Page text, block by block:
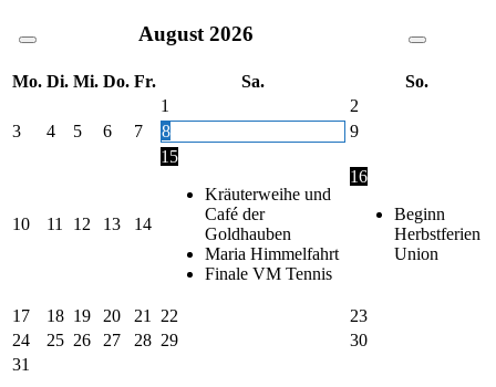
August 2026
Mo. Di. Mi. Do. Fr. Sa.
So.
1
2
3
4 5 6 7 8 9
10 11 12 13 14
15
Kräuterweihe und
Café der
Goldhauben
Maria Himmelfahrt
Finale VM Tennis
16
Beginn
Herbstferien
Union
17 18 19 20 21 22
23
24
25 26 27 28 29
30
31